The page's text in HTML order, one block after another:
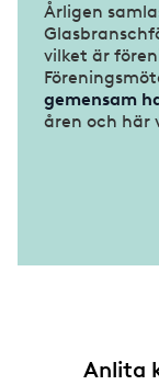
Årligen
vilket är
gemensam
åren och här
Anlita